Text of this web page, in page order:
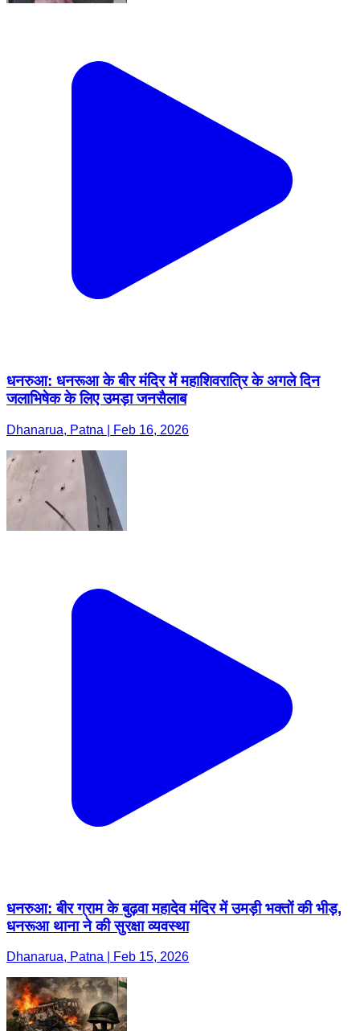
धनरुआ: धनरूआ के बीर मंदिर में महाशिवरात्रि के अगले दिन
जलाभिषेक के लिए उमड़ा जनसैलाब
Dhanarua, Patna | Feb 16, 2026
धनरुआ: बीर ग्राम के बुढ़वा महादेव मंदिर में उमड़ी भक्तों की भीड़,
धनरूआ थाना ने की सुरक्षा व्यवस्था
Dhanarua, Patna | Feb 15, 2026